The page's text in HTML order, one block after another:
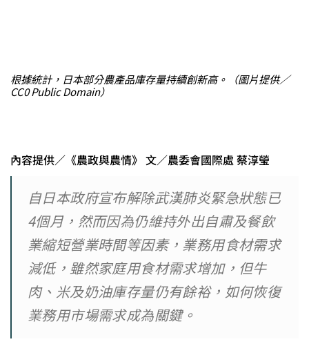
根據統計，日本部分農產品庫存量持續創新高。（圖片提供／
CC0 Public Domain）
內容提供／《農政與農情》 文／農委會國際處 蔡淳瑩
自日本政府宣布解除武漢肺炎緊急狀態已
4個月，然而因為仍維持外出自肅及餐飲
業縮短營業時間等因素，業務用食材需求
減低，雖然家庭用食材需求增加，但牛
肉、米及奶油庫存量仍有餘裕，如何恢復
業務用市場需求成為關鍵。